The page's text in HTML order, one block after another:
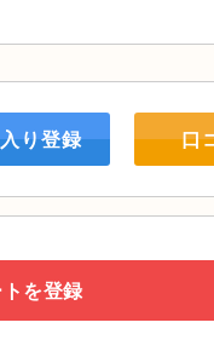
り登録 口
を登録